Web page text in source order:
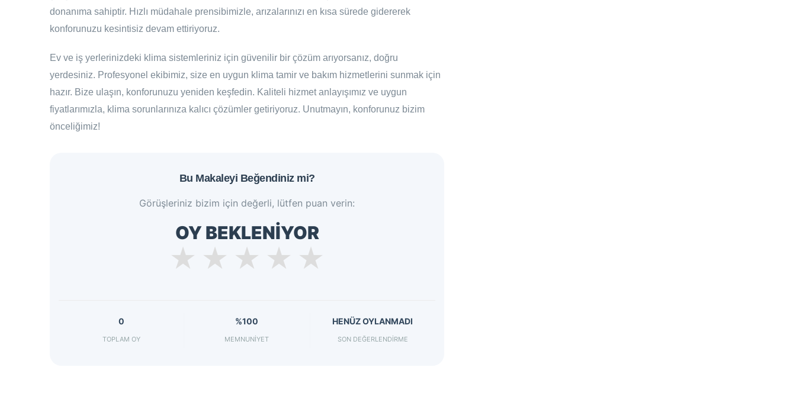
donanıma sahiptir. Hızlı müdahale prensibimizle, arızalarınızı en kısa sürede gidererek
konforunuzu kesintisiz devam ettiriyoruz.
Ev ve iş yerlerinizdeki klima sistemleriniz için güvenilir bir çözüm arıyorsanız, doğru
yerdesiniz. Profesyonel ekibimiz, size en uygun klima tamir ve bakım hizmetlerini sunmak için
hazır. Bize ulaşın, konforunuzu yeniden keşfedin. Kaliteli hizmet anlayışımız ve uygun
fiyatlarımızla, klima sorunlarınıza kalıcı çözümler getiriyoruz. Unutmayın, konforunuz bizim
önceliğimiz!
Bu Makaleyi Beğendiniz mi?
Görüşleriniz bizim için değerli, lütfen puan verin:
OY BEKLENİYOR
★
★
★
★
★
0
TOPLAM OY
%100
MEMNUNIYET
HENÜZ OYLANMADI
SON DEĞERLENDIRME